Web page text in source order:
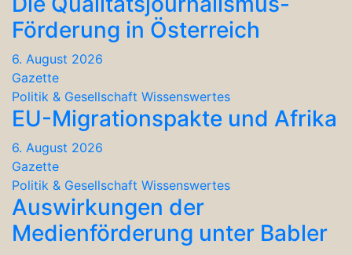
Förderung in Österreich
6. August 2026
Gazette
Politik & Gesellschaft Wissenswertes
EU-Migrationspakte und Afrika
6. August 2026
Gazette
Politik & Gesellschaft Wissenswertes
Auswirkungen der
Medienförderung unter Babler